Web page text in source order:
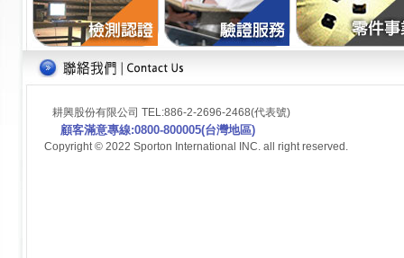
耕興股份有限公司 TEL:886-2-2696-2468(代表號)
顧客滿意專線:0800-800005(台灣地區)
Copyright © 2022 Sporton International INC. all right reserved.